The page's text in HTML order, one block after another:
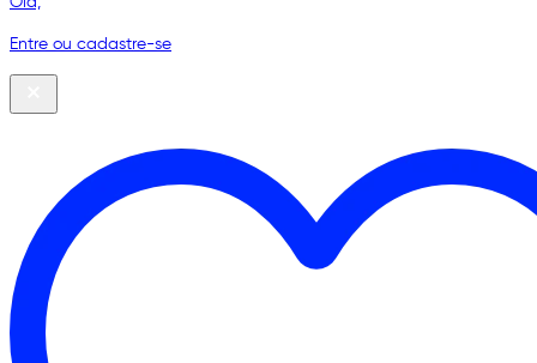
Entre ou cadastre-se